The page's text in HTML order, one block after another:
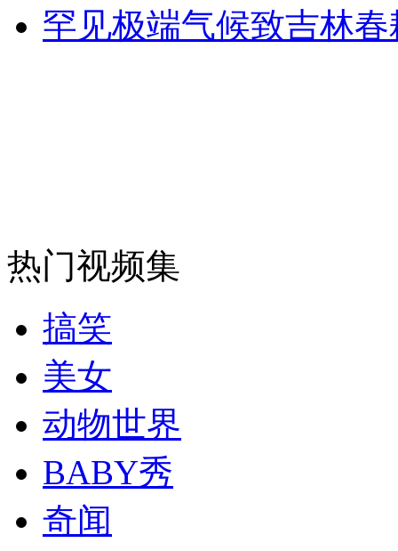
消防员救轻生者 花炮节热闹非凡 减压"枕头大战"
罕见极端气候致吉林
热门视频集
搞笑
美女
动物世界
BABY秀
奇闻